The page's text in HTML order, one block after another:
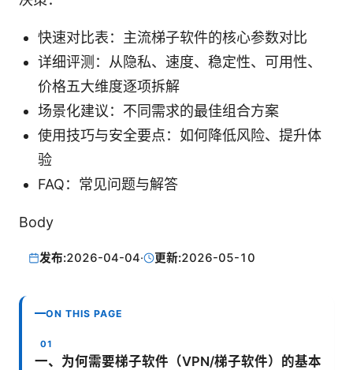
快速对比表：主流梯子软件的核心参数对比
详细评测：从隐私、速度、稳定性、可用性、
价格五大维度逐项拆解
场景化建议：不同需求的最佳组合方案
使用技巧与安全要点：如何降低风险、提升体
验
FAQ：常见问题与解答
Body
发布:2026-04-04· 更新:2026-05-10
ON THIS PAGE
一、为何需要梯子软件（VPN/梯子软件）的基本